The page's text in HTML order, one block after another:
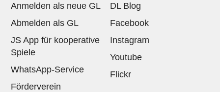
Anmelden als neue GL
Abmelden als GL
JS App für kooperative
Spiele
WhatsApp-Service
Förderverein
DL Blog
Facebook
Instagram
Youtube
Flickr